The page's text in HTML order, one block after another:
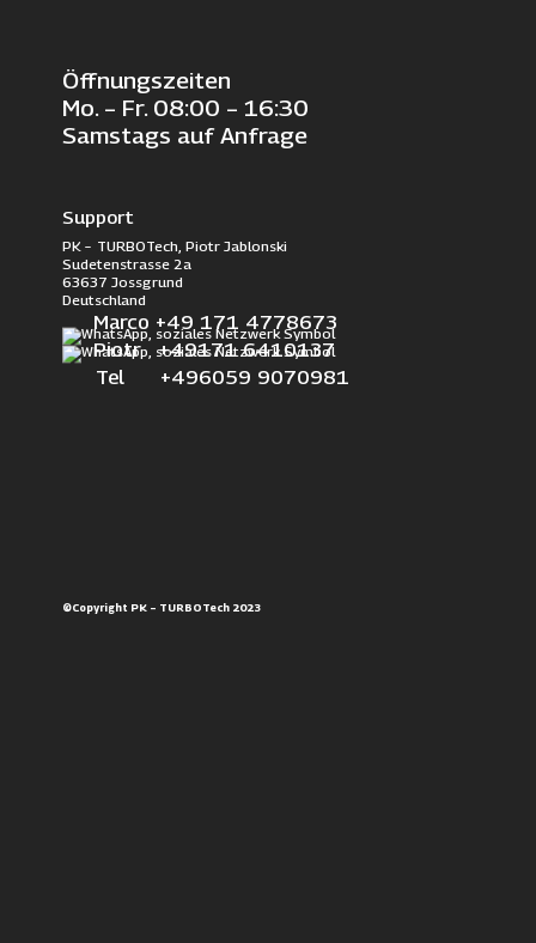
Öffnungszeiten
Mo. – Fr. 08:00 – 16:30
Samstags auf Anfrage
Support
PK – TURBOTech, Piotr Jablonski
Sudetenstrasse 2a
63637 Jossgrund
Deutschland
Marco +49 171 4778673
Piotr +49171 6410137
Tel +496059 9070981
©Copyright PK – TURBOTech 2023